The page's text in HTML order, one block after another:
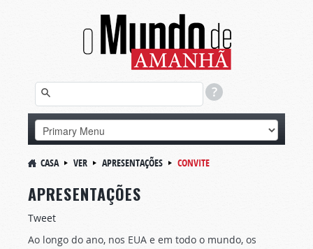
CASA VER APRESENTAÇÕES CONVITE
APRESENTAÇÕES
Tweet
Ao longo do ano, nos EUA e em todo o mundo, os